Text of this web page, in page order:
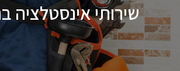
שירותי אינסטלציה